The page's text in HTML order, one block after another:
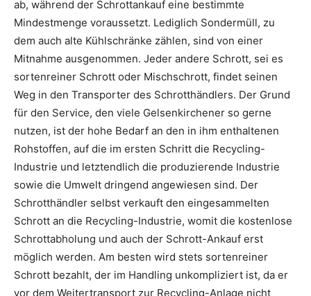
ab, während der Schrottankauf eine bestimmte
Mindestmenge voraussetzt. Lediglich Sondermüll, zu
dem auch alte Kühlschränke zählen, sind von einer
Mitnahme ausgenommen. Jeder andere Schrott, sei es
sortenreiner Schrott oder Mischschrott, findet seinen
Weg in den Transporter des Schrotthändlers. Der Grund
für den Service, den viele Gelsenkirchener so gerne
nutzen, ist der hohe Bedarf an den in ihm enthaltenen
Rohstoffen, auf die im ersten Schritt die Recycling-
Industrie und letztendlich die produzierende Industrie
sowie die Umwelt dringend angewiesen sind. Der
Schrotthändler selbst verkauft den eingesammelten
Schrott an die Recycling-Industrie, womit die kostenlose
Schrottabholung und auch der Schrott-Ankauf erst
möglich werden. Am besten wird stets sortenreiner
Schrott bezahlt, der im Handling unkompliziert ist, da er
vor dem Weitertransport zur Recycling-Anlage nicht